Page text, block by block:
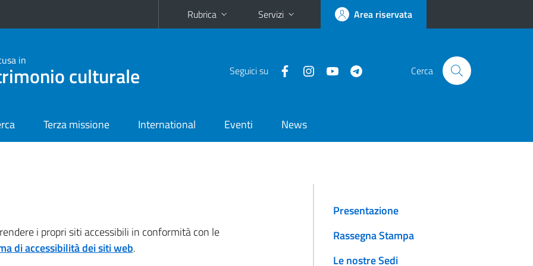
Rubrica Servizi Area riservata
in
culturale Seguici su Cerca
Terza missione International Eventi News
i propri siti accessibili in conformità con le
di accessibilità dei siti web.
Presentazione
Rassegna Stampa
Le nostre Sedi